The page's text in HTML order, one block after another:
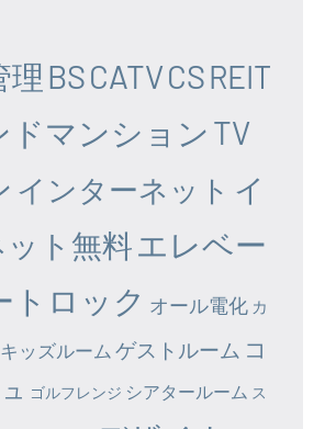
理 BSCATVCSREIT
ドマンション TV
インターネット イ
ト無料エレベー
トロック オール電化 カ
キッズルーム ゲストルーム コ
ゴルフレンジ シアタールーム ス